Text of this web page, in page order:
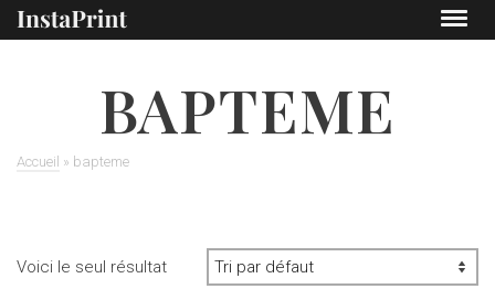
BAPTEME
Accueil » bapteme
Voici le seul résultat